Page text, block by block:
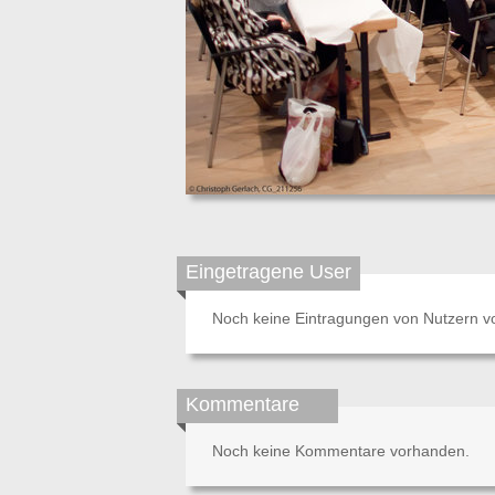
Eingetragene User
Noch keine Eintragungen von Nutzern
Kommentare
Noch keine Kommentare vorhanden.